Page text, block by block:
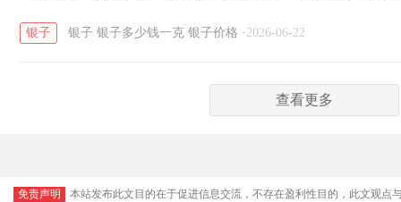
银子 银子 银子多少钱一克 银子价格 · 2026-06-22
查看更多
免责声明
本站发布此文目的在于促进信息交流，不存在盈利性目的，此文观